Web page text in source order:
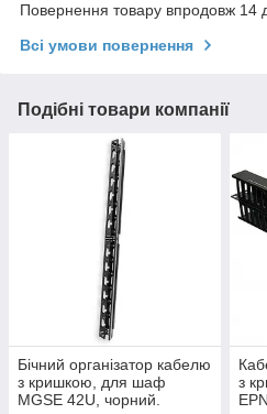
Повернення товару впродовж 14
Всі умови повернення
Подібні товари компанії
Бічний організатор кабелю
з кришкою, для шаф
MGSE 42U, чорний.
з